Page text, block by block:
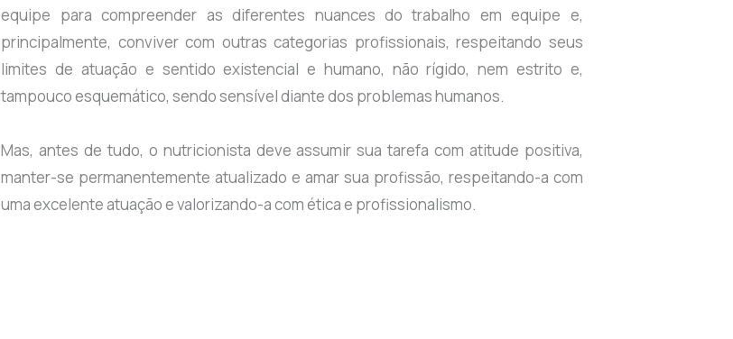
equipe para compreender as diferentes nuances do trabalho em equipe e,
principalmente, conviver com outras categorias profissionais, respeitando seus
limites de atuação e sentido existencial e humano, não rígido, nem estrito e,
tampouco esquemático, sendo sensível diante dos problemas humanos.
Mas, antes de tudo, o nutricionista deve assumir sua tarefa com atitude positiva,
manter-se permanentemente atualizado e amar sua profissão, respeitando-a com
uma excelente atuação e valorizando-a com ética e profissionalismo.